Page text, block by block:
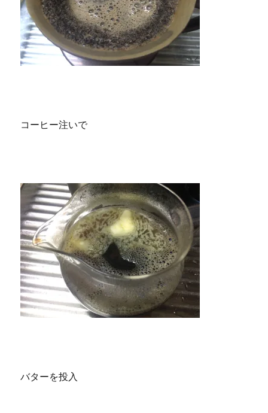
コーヒー注いで
バターを投入